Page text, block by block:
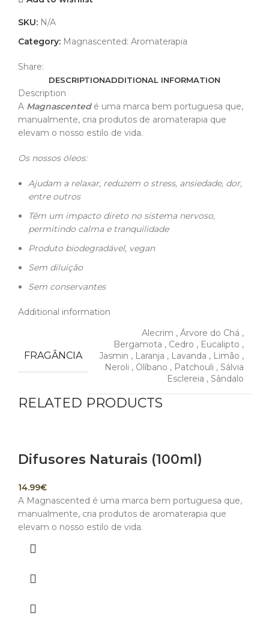
SKU: N/A
Category: Magnascented: Aromaterapia
Share:
DESCRIPTIONADDITIONAL INFORMATION
Description
A Magnascented é uma marca bem portuguesa que,
manualmente, cria produtos de aromaterapia que
elevam o nosso estilo de vida.
Os nossos óleos:
Ajudam a relaxar, reduzem o stress, ansiedade, dor,
entre outros
Têm um impacto direto no sistema nervoso,
permitindo calma e tranquilidade
Produto biodegradável, vegan
Sem diluição
Sem conservantes
Additional information
FRAGÂNCIA
Alecrim , Árvore do Chá ,
Bergamota , Cedro , Eucalipto ,
Jasmin , Laranja , Lavanda , Limão ,
Neroli , Olíbano , Patchouli , Sálvia
Esclereia , Sândalo
RELATED PRODUCTS
Difusores Naturais (100ml)
14.99€
A Magnascented é uma marca bem portuguesa que,
manualmente, cria produtos de aromaterapia que
elevam o nosso estilo de vida.